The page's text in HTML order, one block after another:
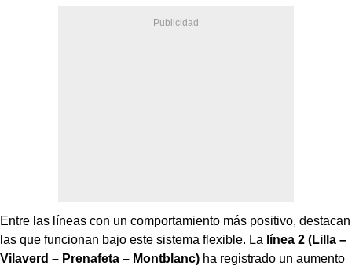
Entre las líneas con un comportamiento más positivo, destacan
las que funcionan bajo este sistema flexible. La línea 2 (Lilla –
Vilaverd – Prenafeta – Montblanc) ha registrado un aumento